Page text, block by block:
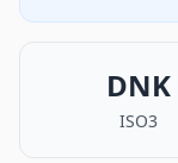
DNK
ISO3